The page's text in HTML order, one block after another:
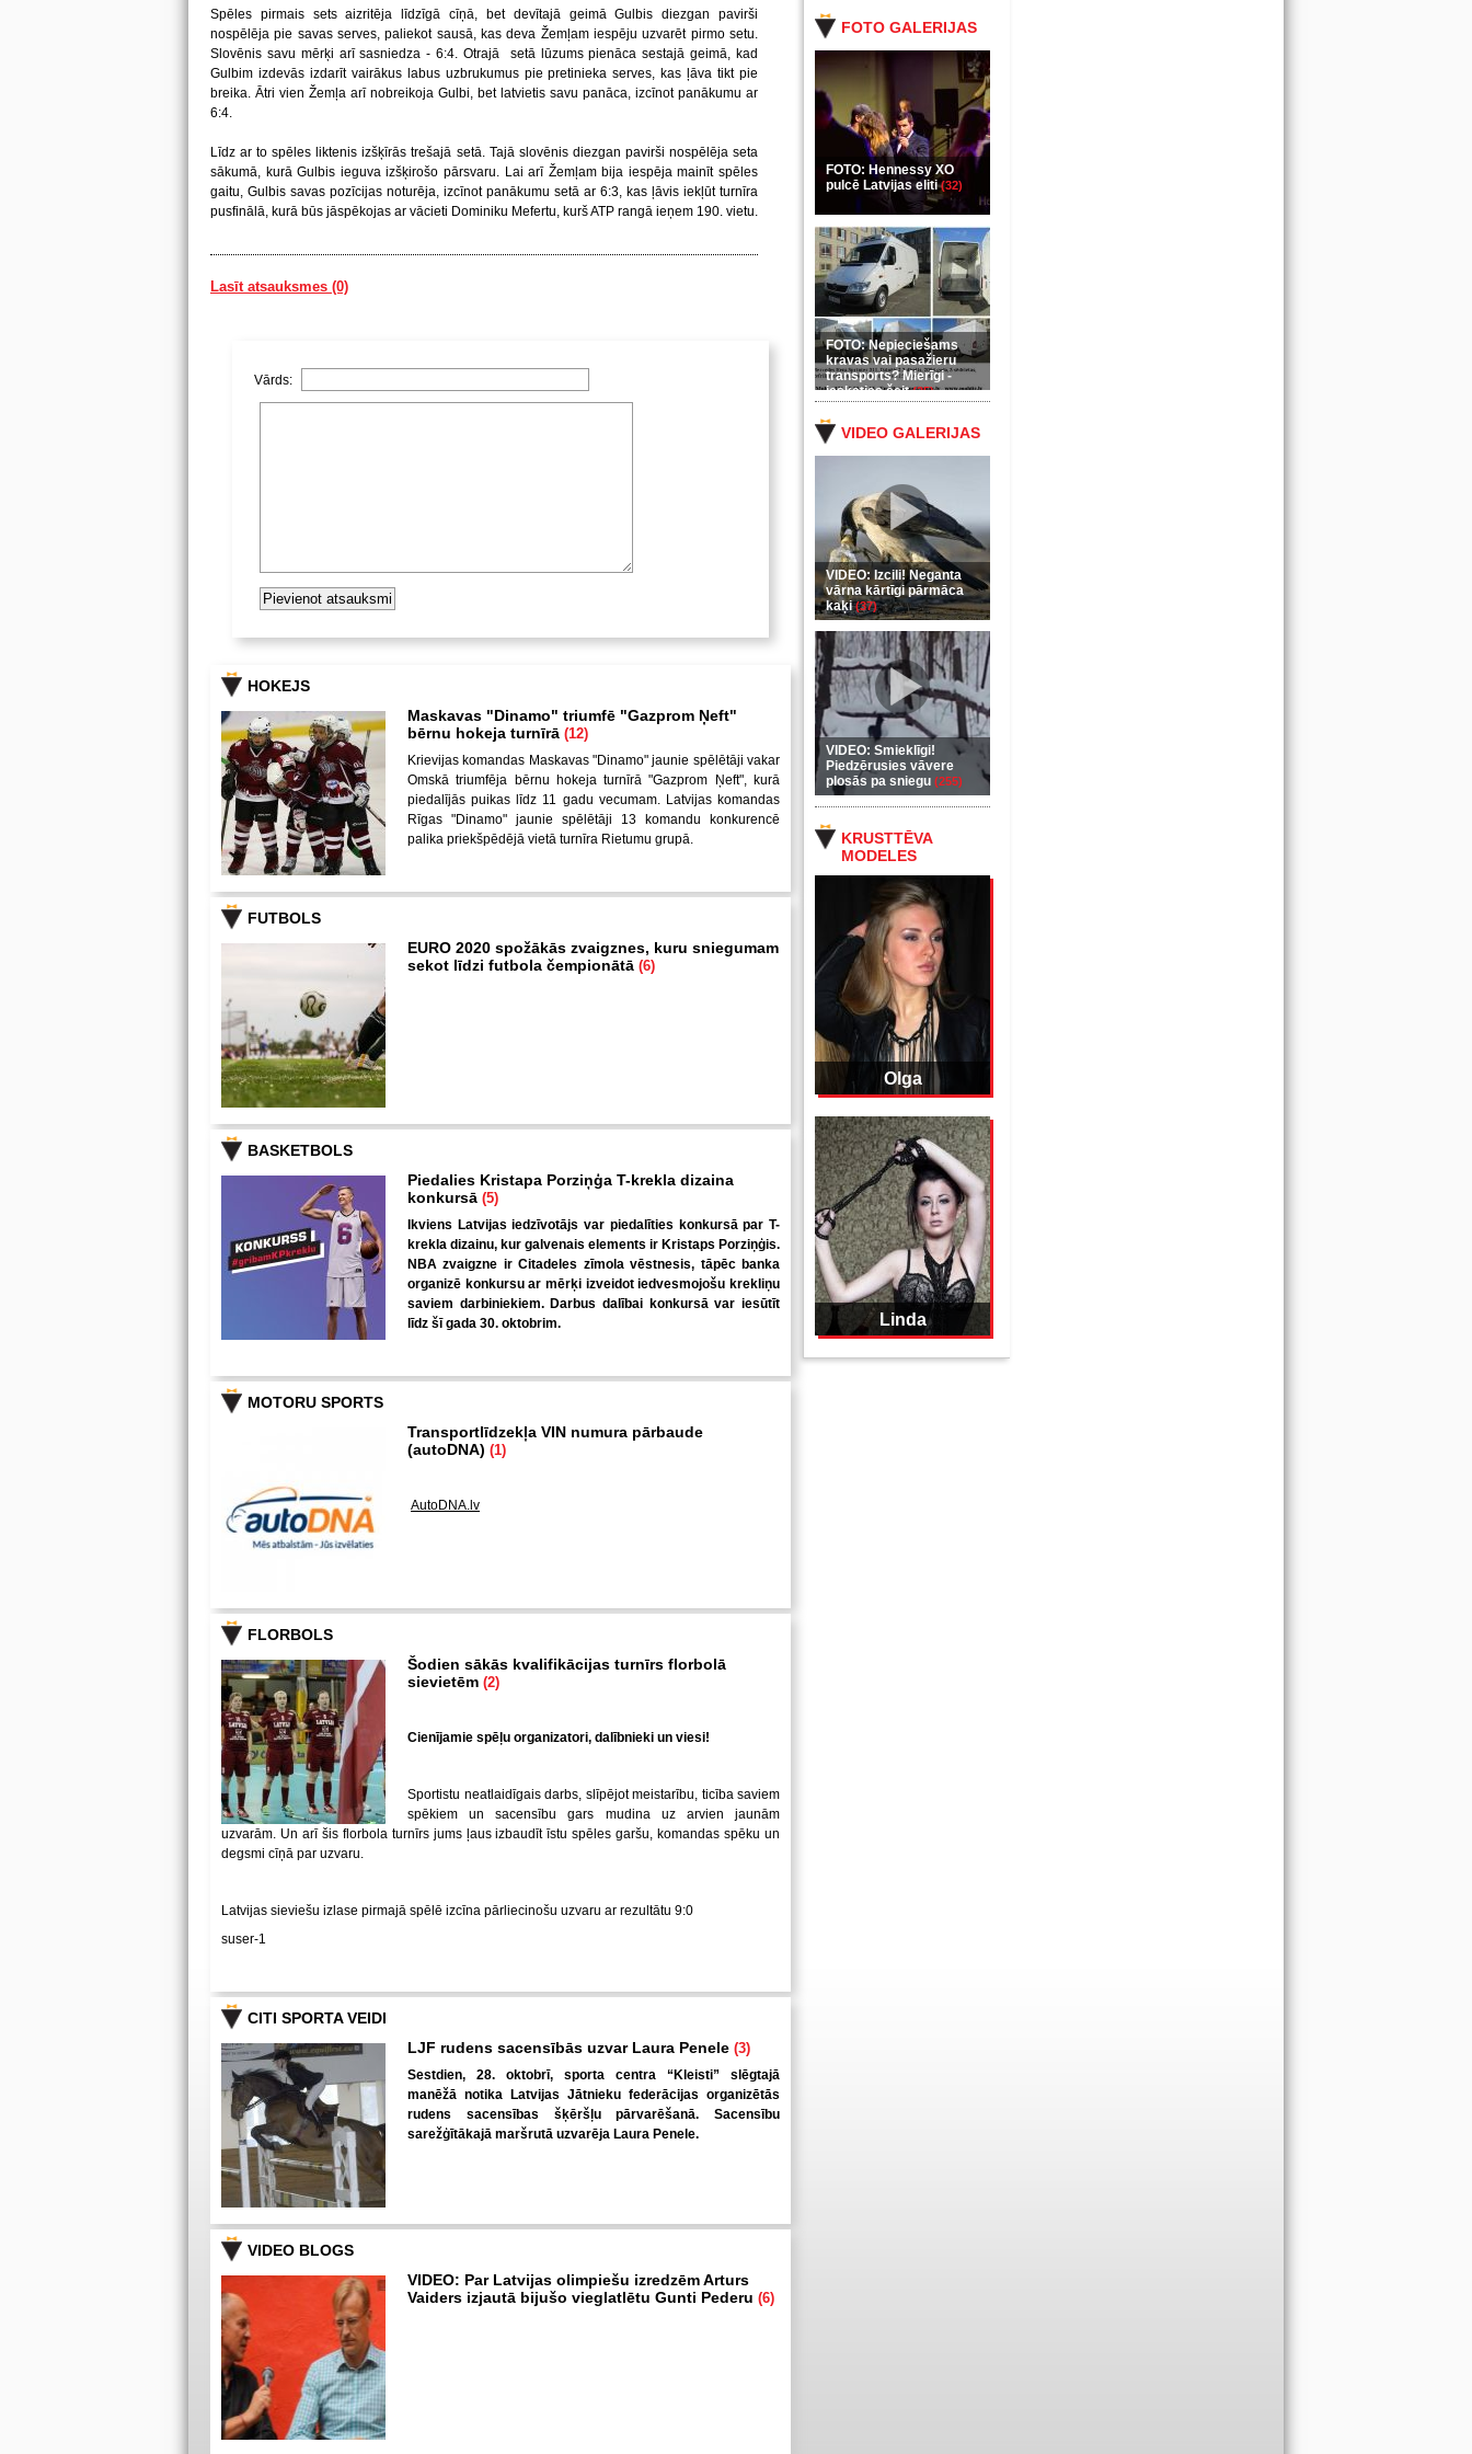
FOTO GALERIJAS
FOTO: Hennessy XO
pulcē Latvijas eliti(32)
FOTO: Nepieciešams
kravas vai pasažieru
transports? Mierīgi -
ieskaties šeit(35)
VIDEO GALERIJAS
VIDEO: Izcili! Neganta
vārna kārtīgi pārmāca
kaķi(37)
VIDEO: Smieklīgi!
Piedzērusies vāvere
plosās pa sniegu (255)
KRUSTTĒVA
MODELES
Olga
Linda
Spēles pirmais sets aizritēja līdzīgā cīņā, bet devītajā geimā Gulbis diezgan pavirši
nospēlēja pie savas serves, paliekot sausā, kas deva Žemļam iespēju uzvarēt pirmo setu.
Slovēnis savu mērķi arī sasniedza - 6:4. Otrajā setā lūzums pienāca sestajā geimā, kad
Gulbim izdevās izdarīt vairākus labus uzbrukumus pie pretinieka serves, kas ļāva tikt pie
breika. Ātri vien Žemļa arī nobreikoja Gulbi, bet latvietis savu panāca, izcīnot panākumu ar
6:4.
Līdz ar to spēles liktenis izšķīrās trešajā setā. Tajā slovēnis diezgan pavirši nospēlēja seta
sākumā, kurā Gulbis ieguva izšķirošo pārsvaru. Lai arī Žemļam bija iespēja mainīt spēles
gaitu, Gulbis savas pozīcijas noturēja, izcīnot panākumu setā ar 6:3, kas ļāvis iekļūt turnīra
pusfinālā, kurā būs jāspēkojas ar vācieti Dominiku Mefertu, kurš ATP rangā ieņem 190. vietu.
Lasīt atsauksmes (0)
Vārds:
HOKEJS
Maskavas "Dinamo" triumfē "Gazprom Ņeft"
bērnu hokeja turnīrā (12)
Krievijas komandas Maskavas "Dinamo" jaunie spēlētāji vakar
Omskā triumfēja bērnu hokeja turnīrā "Gazprom Ņeft", kurā
piedalījās puikas līdz 11 gadu vecumam. Latvijas komandas
Rīgas "Dinamo" jaunie spēlētāji 13 komandu konkurencē
palika priekšpēdējā vietā turnīra Rietumu grupā.
FUTBOLS
EURO 2020 spožākās zvaigznes, kuru sniegumam
sekot līdzi futbola čempionātā (6)
BASKETBOLS
Piedalies Kristapa Porziņģa T-krekla dizaina
konkursā (5)
Ikviens Latvijas iedzīvotājs var piedalīties konkursā par T-
krekla dizainu, kur galvenais elements ir Kristaps Porziņģis.
NBA zvaigzne ir Citadeles zīmola vēstnesis, tāpēc banka
organizē konkursu ar mērķi izveidot iedvesmojošu krekliņu
saviem darbiniekiem. Darbus dalībai konkursā var iesūtīt
līdz šī gada 30. oktobrim.
MOTORU SPORTS
Transportlīdzekļa VIN numura pārbaude
(autoDNA) (1)
AutoDNA.lv
FLORBOLS
Šodien sākās kvalifikācijas turnīrs florbolā
sievietēm (2)
Cienījamie spēļu organizatori, dalībnieki un viesi!
Sportistu neatlaidīgais darbs, slīpējot meistarību, ticība saviem
spēkiem un sacensību gars mudina uz arvien jaunām
uzvarām. Un arī šis florbola turnīrs jums ļaus izbaudīt īstu spēles garšu, komandas spēku un
degsmi cīņā par uzvaru.
Latvijas sieviešu izlase pirmajā spēlē izcīna pārliecinošu uzvaru ar rezultātu 9:0
suser-1
CITI SPORTA VEIDI
LJF rudens sacensībās uzvar Laura Penele (3)
Sestdien, 28. oktobrī, sporta centra “Kleisti” slēgtajā
manēžā notika Latvijas Jātnieku federācijas organizētās
rudens sacensības šķēršļu pārvarēšanā. Sacensību
sarežģītākajā maršrutā uzvarēja Laura Penele.
VIDEO BLOGS
VIDEO: Par Latvijas olimpiešu izredzēm Arturs
Vaiders izjautā bijušo vieglatlētu Gunti Pederu (6)